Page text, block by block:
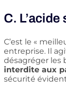
C.
C’est le «
entreprise. Il
désagréger les
interdite aux
sécurité